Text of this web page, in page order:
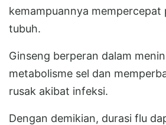
kemampuannya mempercepat
tubuh.
Ginseng berperan dalam
metabolisme sel dan
rusak akibat infeksi.
Dengan demikian, durasi flu